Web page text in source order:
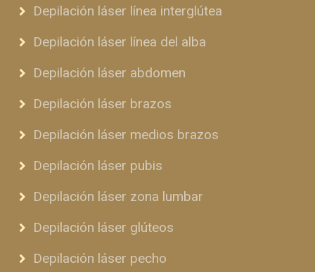
Depilación láser línea interglútea
Depilación láser línea del alba
Depilación láser abdomen
Depilación láser brazos
Depilación láser medios brazos
Depilación láser pubis
Depilación láser zona lumbar
Depilación láser glúteos
Depilación láser pecho